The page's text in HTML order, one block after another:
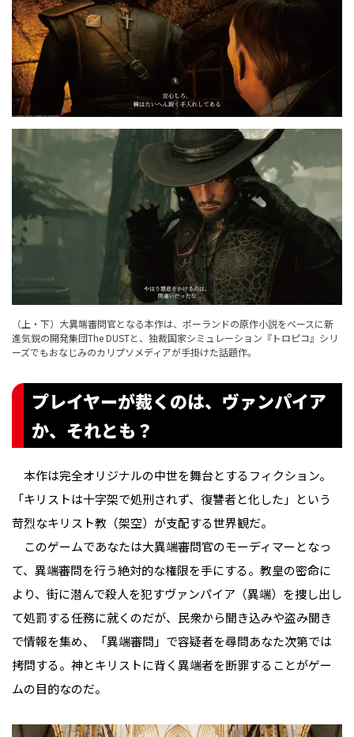
（上・下）大異端審問官となる本作は、ポーランドの原作小説をベースに新
進気鋭の開発集団The DUSTと、独裁国家シミュレーション『トロピコ』シリ
ーズでもおなじみのカリプソメディアが手掛けた話題作。
プレイヤーが裁くのは、ヴァンパイア
か、それとも？
本作は完全オリジナルの中世を舞台とするフィクション。
「キリストは十字架で処刑されず、復讐者と化した」という
苛烈なキリスト教（架空）が支配する世界観だ。
このゲームであなたは大異端審問官のモーディマーとなっ
て、異端審問を行う絶対的な権限を手にする。教皇の密命に
より、街に潜んで殺人を犯すヴァンパイア（異端）を捜し出し
て処罰する任務に就くのだが、民衆から聞き込みや盗み聞き
で情報を集め、「異端審問」で容疑者を尋問――あなた次第では
拷問――する。神とキリストに背く異端者を断罪することがゲー
ムの目的なのだ。